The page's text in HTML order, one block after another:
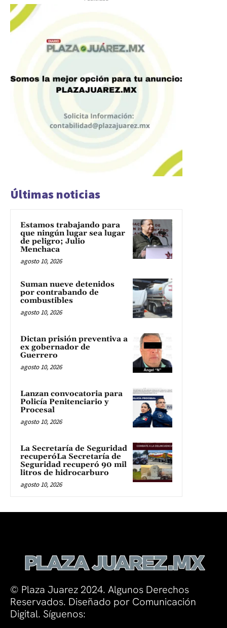
Últimas noticias
Estamos trabajando para
que ningún lugar sea lugar
de peligro; Julio
Menchaca
agosto 10, 2026
Suman nueve detenidos
por contrabando de
combustibles
agosto 10, 2026
Dictan prisión preventiva a
ex gobernador de
Guerrero
agosto 10, 2026
Lanzan convocatoria para
Policía Penitenciario y
Procesal
agosto 10, 2026
La Secretaría de Seguridad
recuperóLa Secretaría de
Seguridad recuperó 90 mil
litros de hidrocarburo
agosto 10, 2026
© Plaza Juarez 2024. Algunos Derechos
Reservados. Diseñado por Comunicación
Digital. Síguenos: